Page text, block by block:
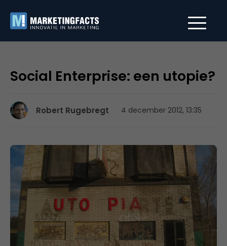
Social Enterprise: een utopie?
Robert Rugebregt 4 december 2012, 13:35